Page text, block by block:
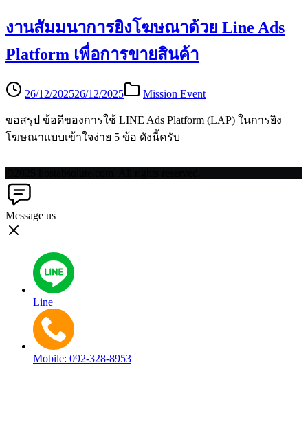
งานสัมมนาการยิงโฆษณาด้วย Line Ads
Platform เพื่อการขายสินค้า
26/12/202526/12/2025 Mission Event
ขอสรุป ข้อดีของการใช้ LINE Ads Platform (LAP) ในการยิง
โฆษณาแบบเข้าใจง่าย 5 ข้อ ดังนี้ครับ
Message us
Line
Mobile: 092-328-8953